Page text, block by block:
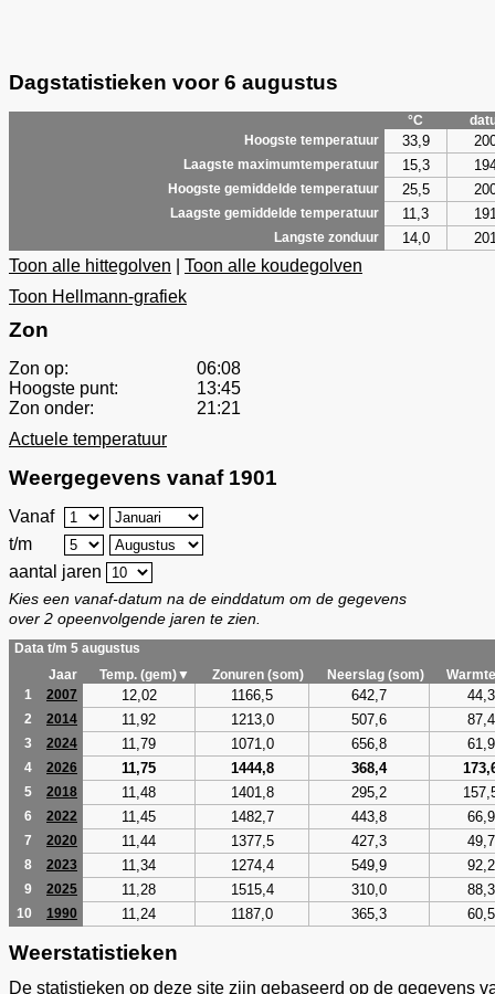
Dagstatistieken voor 6 augustus
°C
Hoogste temperatuur
33,9
Laagste maximumtemperatuur 15,3
Hoogste gemiddelde temperatuur 25,5
Laagste gemiddelde temperatuur 11,3
Langste zonduur 14,0
Toon alle hittegolven
Toon alle koudegolven
Toon Hellmann-grafiek
Zon
Zon op:
06:08
Hoogste punt:
13:45
Zon onder:
21:21
Actuele temperatuur
Weergegevens vanaf 1901
Vanaf
t/m
aantal jaren
Kies een vanaf-datum na de einddatum om de gegevens
over 2 opeenvolgende jaren te zien.
Data t/m 5 augustus
Jaar
Temp. (gem)▼ Zonuren (som) Neerslag (som)
1
2007 12,02 1166,5 642,7 44,3
2 2014 11,92 1213,0 507,6 87,4
3 2024 11,79 1071,0 656,8 61,9
4 2026 11,75 1444,8 368,4
5 2018 11,48 1401,8 295,2
6 2022 11,45 1482,7 443,8 66,9
7 2020 11,44 1377,5 427,3 49,7
8 2023 11,34 1274,4 549,9 92,2
9 2025 11,28 1515,4 310,0 88,3
10 1990 11,24 1187,0 365,3 60,5
Weerstatistieken
De statistieken op deze site zijn gebaseerd op de gegevens